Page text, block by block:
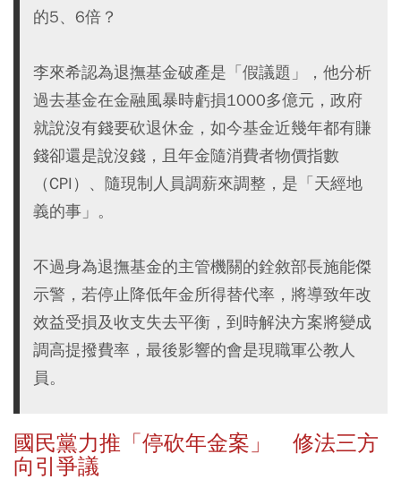
的5、6倍？
李來希認為退撫基金破產是「假議題」，他分析
過去基金在金融風暴時虧損1000多億元，政府
就說沒有錢要砍退休金，如今基金近幾年都有賺
錢卻還是說沒錢，且年金隨消費者物價指數
（CPI）、隨現制人員調薪來調整，是「天經地
義的事」。
不過身為退撫基金的主管機關的銓敘部長施能傑
示警，若停止降低年金所得替代率，將導致年改
效益受損及收支失去平衡，到時解決方案將變成
調高提撥費率，最後影響的會是現職軍公教人
員。
國民黨力推「停砍年金案」 修法三方
向引爭議